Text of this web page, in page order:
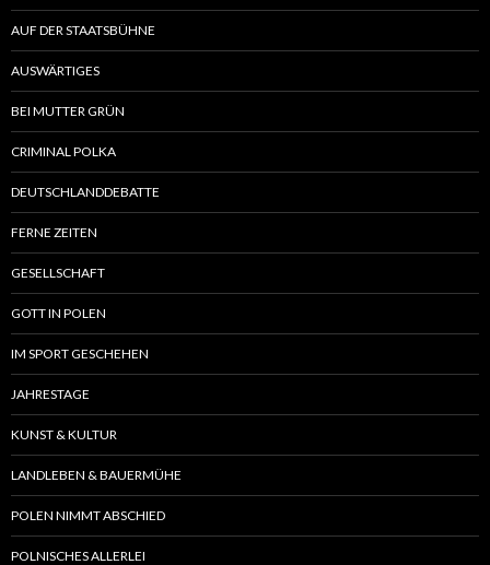
AUF DER STAATSBÜHNE
AUSWÄRTIGES
BEI MUTTER GRÜN
CRIMINAL POLKA
DEUTSCHLANDDEBATTE
FERNE ZEITEN
GESELLSCHAFT
GOTT IN POLEN
IM SPORT GESCHEHEN
JAHRESTAGE
KUNST & KULTUR
LANDLEBEN & BAUERMÜHE
POLEN NIMMT ABSCHIED
POLNISCHES ALLERLEI